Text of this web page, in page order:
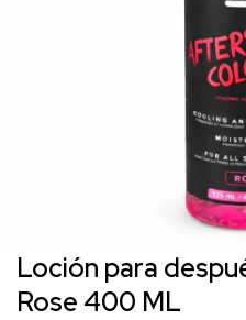
Loción para
Rose 400 ML